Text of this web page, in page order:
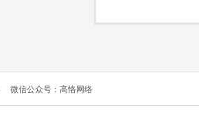
微信公众号：高恪网络